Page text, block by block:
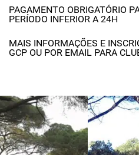
PAGAMENTO OBRIGATÓRIO
PERÍODO INFERIOR A 24H
MAIS INFORMAÇÕES E
GCP OU POR EMAIL PARA